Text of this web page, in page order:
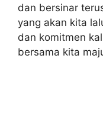
dan bersinar
yang akan kita
dan komitmen
bersama kita